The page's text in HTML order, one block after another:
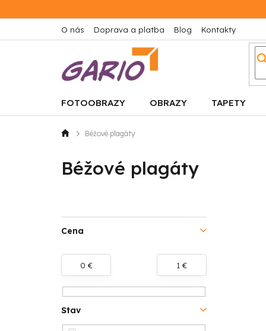
na
O nás Doprava a platba Blog Kontakty
FOTOOBRAZY OBRAZY TAPETY
DomovBéžové plagáty
Béžové plagáty
o
č
n
ý
p
Cena
0 € 1 €
Stav